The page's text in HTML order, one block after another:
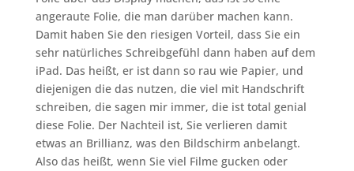
angeraute Folie, die man darüber machen kann.
Damit haben Sie den riesigen Vorteil, dass Sie ein
sehr natürliches Schreibgefühl dann haben auf dem
iPad. Das heißt, er ist dann so rau wie Papier, und
diejenigen die das nutzen, die viel mit Handschrift
schreiben, die sagen mir immer, die ist total genial
diese Folie. Der Nachteil ist, Sie verlieren damit
etwas an Brillianz, was den Bildschirm anbelangt.
Also das heißt, wenn Sie viel Filme gucken oder